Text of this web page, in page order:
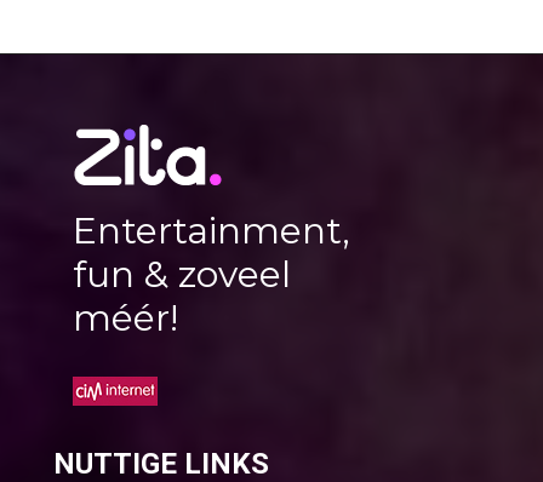
Entertainment,
fun & zoveel
méér!
NUTTIGE LINKS